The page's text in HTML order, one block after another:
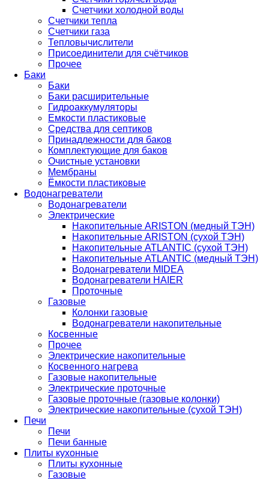
Счетчики холодной воды
Счетчики тепла
Счетчики газа
Тепловычислители
Присоединители для счётчиков
Прочее
Баки
Баки
Баки расширительные
Гидроаккумуляторы
Емкости пластиковые
Средства для септиков
Принадлежности для баков
Комплектующие для баков
Очистные установки
Мембраны
Ёмкости пластиковые
Водонагреватели
Водонагреватели
Электрические
Накопительные ARISTON (медный ТЭН)
Накопительные ARISTON (сухой ТЭН)
Накопительные ATLANTIC (сухой ТЭН)
Накопительные ATLANTIC (медный ТЭН)
Водонагреватели MIDEA
Водонагреватели HAIER
Проточные
Газовые
Колонки газовые
Водонагреватели накопительные
Косвенные
Прочее
Электрические накопительные
Косвенного нагрева
Газовые накопительные
Электрические проточные
Газовые проточные (газовые колонки)
Электрические накопительные (сухой ТЭН)
Печи
Печи
Печи банные
Плиты кухонные
Плиты кухонные
Газовые